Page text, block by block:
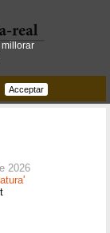
2026
millorar
Acceptar